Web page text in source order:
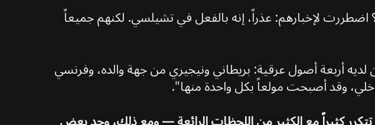
لإخبارهم: عذراً، إنه بالفعل في تشيلسي. لكنهم جميعاً
لبايرن ميونخ في ديسمبر 2024، كشف أوليز أن لديه أربعة أصول عرقية: بريطاني ونيجيري من جهة والده، وفرنسي
وقد أصبحت مولعاً بكل واحدة منها".